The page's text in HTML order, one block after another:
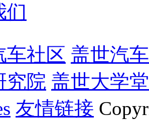
们
车社区 盖世汽
究院 盖世大学堂
友情链接